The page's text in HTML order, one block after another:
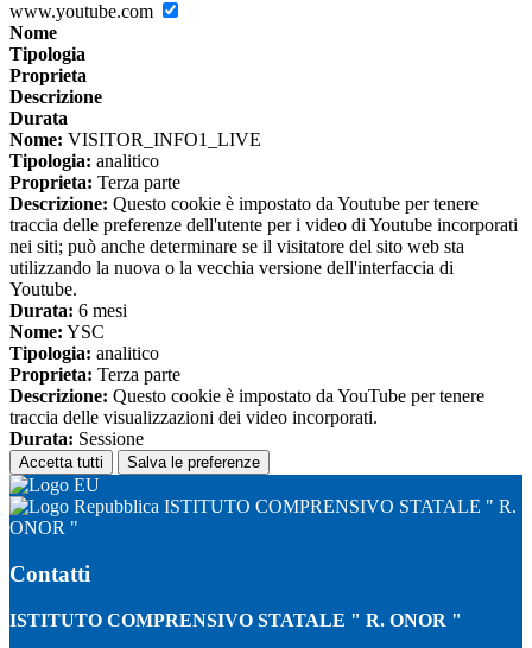
www.youtube.com
Nome
Tipologia
Proprieta
Descrizione
Durata
Nome: VISITOR_INFO1_LIVE
Tipologia: analitico
Proprieta: Terza parte
Descrizione: Questo cookie è impostato da Youtube per tenere
traccia delle preferenze dell'utente per i video di Youtube incorporati
nei siti; può anche determinare se il visitatore del sito web sta
utilizzando la nuova o la vecchia versione dell'interfaccia di
Youtube.
Durata: 6 mesi
Nome: YSC
Tipologia: analitico
Proprieta: Terza parte
Descrizione: Questo cookie è impostato da YouTube per tenere
traccia delle visualizzazioni dei video incorporati.
Durata: Sessione
Accetta tutti Salva le preferenze
ISTITUTO COMPRENSIVO STATALE " R.
ONOR "
Contatti
ISTITUTO COMPRENSIVO STATALE " R. ONOR "